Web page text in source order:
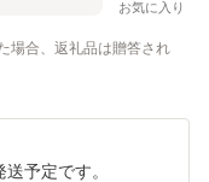
お気に入り
場合、返礼品は贈答され
予定です。